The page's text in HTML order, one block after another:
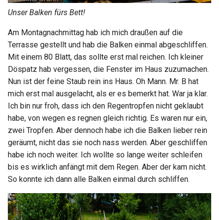
Unser Balken fürs Bett!
Am Montagnachmittag hab ich mich draußen auf die
Terrasse gestellt und hab die Balken einmal abgeschliffen.
Mit einem 80 Blatt, das sollte erst mal reichen. Ich kleiner
Döspatz hab vergessen, die Fenster im Haus zuzumachen.
Nun ist der feine Staub rein ins Haus. Oh Mann. Mr. B hat
mich erst mal ausgelacht, als er es bemerkt hat. War ja klar.
Ich bin nur froh, dass ich den Regentropfen nicht geklaubt
habe, von wegen es regnen gleich richtig. Es waren nur ein,
zwei Tropfen. Aber dennoch habe ich die Balken lieber rein
geräumt, nicht das sie noch nass werden. Aber geschliffen
habe ich noch weiter. Ich wollte so lange weiter schleifen
bis es wirklich anfängt mit dem Regen. Aber der kam nicht.
So konnte ich dann alle Balken einmal durch schliffen.